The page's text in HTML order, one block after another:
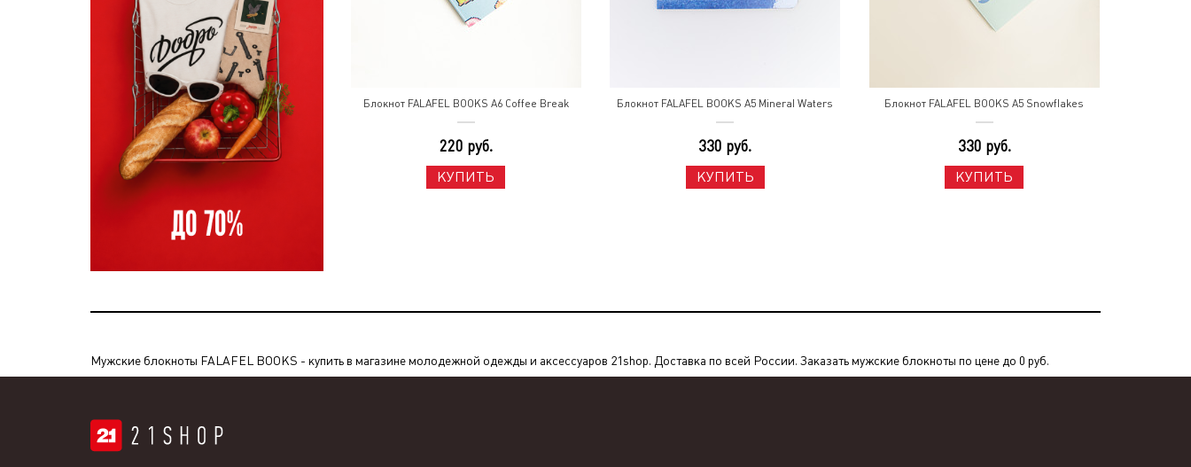
Блокнот FALAFEL BOOKS A6 Coffee Break
220 руб.
КУПИТЬ
Блокнот FALAFEL BOOKS A5 Mineral Waters
330 руб.
КУПИТЬ
Блокнот FALAFEL BOOKS A5 Snowflakes
330 руб.
КУПИТЬ
Мужские блокноты FALAFEL BOOKS - купить в магазине молодежной одежды и аксессуаров 21shop. Доставка по всей России. Заказать мужские блокноты по цене до 0 руб.